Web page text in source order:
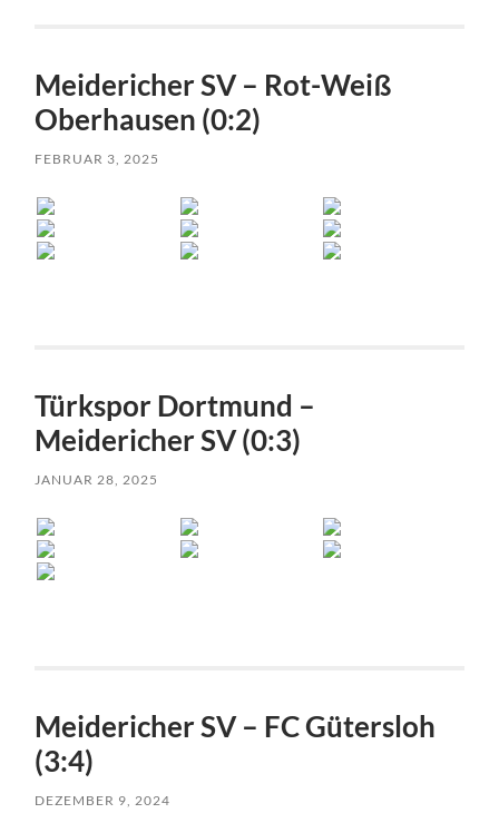
Meidericher SV – Rot-Weiß
Oberhausen (0:2)
FEBRUAR 3, 2025
Türkspor Dortmund –
Meidericher SV (0:3)
JANUAR 28, 2025
Meidericher SV – FC Gütersloh
(3:4)
DEZEMBER 9, 2024